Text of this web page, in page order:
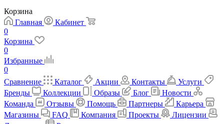
Корзина
Главная
Кабинет
0
Корзина
0
Избранные
0
Сравнение
Каталог Акции Контакты
Услуги
Бренды
Коллекции Образы Блог
Новости
Команда
Отзывы Помощь Партнеры
Карьера
Магазины
FAQ Компания Проекты
Лицензии